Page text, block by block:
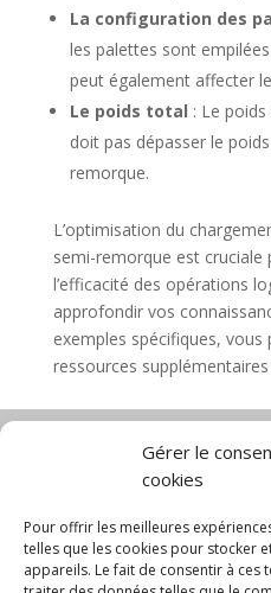
Gérer le
cookies
Pour offrir les meilleures
telles que les cookies pour stocker
appareils. Le fait de consentir à
La configuration des
les palettes sont
peut également affecter
Le poids total : Le
doit pas dépasser le
remorque.
L’optimisation du
semi-remorque est
l’efficacité des opérations
approfondir vos
exemples spécifiques, vous
ressources
Diable électrique
Chariot
Mentions
Politique de